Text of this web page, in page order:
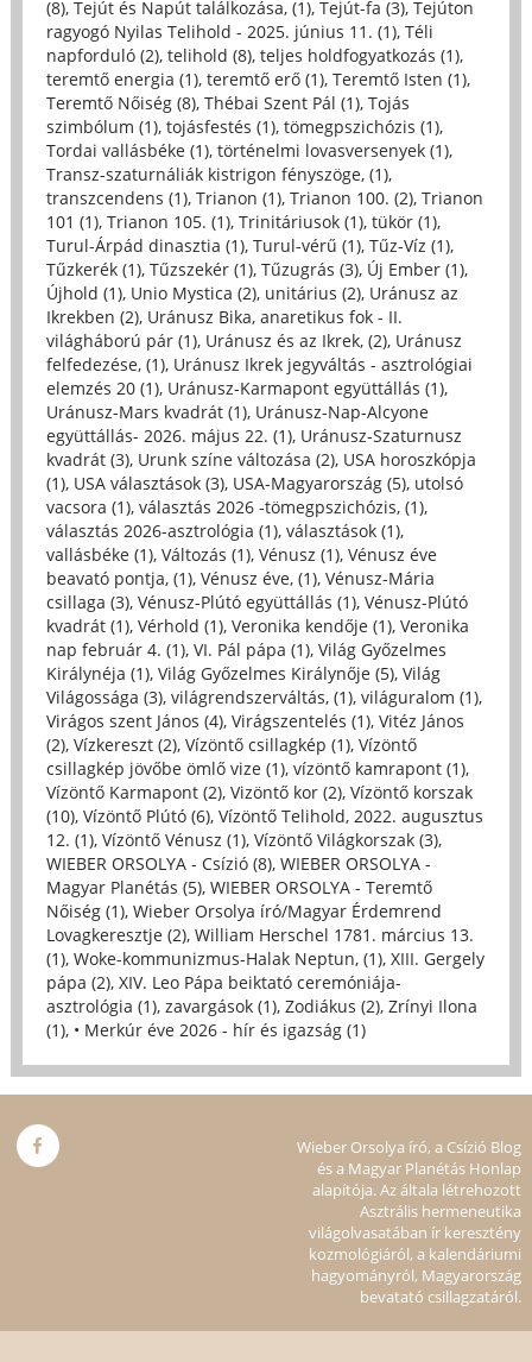
(8), Tejút és Napút találkozása, (1), Tejút-fa (3), Tejúton
ragyogó Nyilas Telihold - 2025. június 11. (1), Téli
napforduló (2), telihold (8), teljes holdfogyatkozás (1),
teremtő energia (1), teremtő erő (1), Teremtő Isten (1),
Teremtő Nőiség (8), Thébai Szent Pál (1), Tojás
szimbólum (1), tojásfestés (1), tömegpszichózis (1),
Tordai vallásbéke (1), történelmi lovasversenyek (1),
Transz-szaturnáliák kistrigon fényszöge, (1),
transzcendens (1), Trianon (1), Trianon 100. (2), Trianon
101 (1), Trianon 105. (1), Trinitáriusok (1), tükör (1),
Turul-Árpád dinasztia (1), Turul-vérű (1), Tűz-Víz (1),
Tűzkerék (1), Tűzszekér (1), Tűzugrás (3), Új Ember (1),
Újhold (1), Unio Mystica (2), unitárius (2), Uránusz az
Ikrekben (2), Uránusz Bika, anaretikus fok - II.
világháború pár (1), Uránusz és az Ikrek, (2), Uránusz
felfedezése, (1), Uránusz Ikrek jegyváltás - asztrológiai
elemzés 20 (1), Uránusz-Karmapont együttállás (1),
Uránusz-Mars kvadrát (1), Uránusz-Nap-Alcyone
együttállás- 2026. május 22. (1), Uránusz-Szaturnusz
kvadrát (3), Urunk színe változása (2), USA horoszkópja
(1), USA választások (3), USA-Magyarország (5), utolsó
vacsora (1), választás 2026 -tömegpszichózis, (1),
választás 2026-asztrológia (1), választások (1),
vallásbéke (1), Változás (1), Vénusz (1), Vénusz éve
beavató pontja, (1), Vénusz éve, (1), Vénusz-Mária
csillaga (3), Vénusz-Plútó együttállás (1), Vénusz-Plútó
kvadrát (1), Vérhold (1), Veronika kendője (1), Veronika
nap február 4. (1), VI. Pál pápa (1), Világ Győzelmes
Királynéja (1), Világ Győzelmes Királynője (5), Világ
Világossága (3), világrendszerváltás, (1), világuralom (1),
Virágos szent János (4), Virágszentelés (1), Vitéz János
(2), Vízkereszt (2), Vízöntő csillagkép (1), Vízöntő
csillagkép jövőbe ömlő vize (1), vízöntő kamrapont (1),
Vízöntő Karmapont (2), Vizöntő kor (2), Vízöntő korszak
(10), Vízöntő Plútó (6), Vízöntő Telihold, 2022. augusztus
12. (1), Vízöntő Vénusz (1), Vízöntő Világkorszak (3),
WIEBER ORSOLYA - Csízió (8), WIEBER ORSOLYA -
Magyar Planétás (5), WIEBER ORSOLYA - Teremtő
Nőiség (1), Wieber Orsolya író/Magyar Érdemrend
Lovagkeresztje (2), William Herschel 1781. március 13.
(1), Woke-kommunizmus-Halak Neptun, (1), XIII. Gergely
pápa (2), XIV. Leo Pápa beiktató ceremóniája-
asztrológia (1), zavargások (1), Zodiákus (2), Zrínyi Ilona
(1), • Merkúr éve 2026 - hír és igazság (1)
Wieber Orsolya író, a Csízió Blog
és a Magyar Planétás Honlap
alapítója. Az általa létrehozott
Asztrális hermeneutika
világolvasatában ír keresztény
kozmológiáról, a kalendáriumi
hagyományról, Magyarország
bevatató csillagzatáról.